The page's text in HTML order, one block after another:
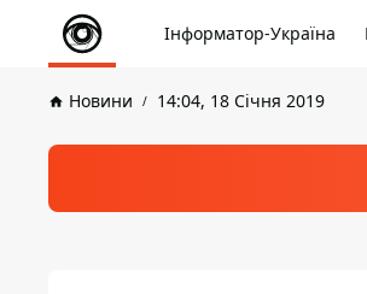
Інформатор-Україна
Новини 14:04, 18 Січня 2019